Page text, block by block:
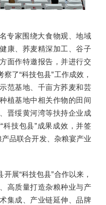
专家围绕大食物观、地域
康、荞麦精深加工、谷子
面作特邀报告，并进行交
了“科技包县”工作成效，
范基地、千亩方荞麦和芸
植基地中相关作物的田间
晋绥黄河湾等扶持企业成
技包县”成果成效，并签
产品联合开发、杂粮宴产业
展“科技包县”合作以来，
高质量打造杂粮种业与产
集成、产业链延伸、品牌